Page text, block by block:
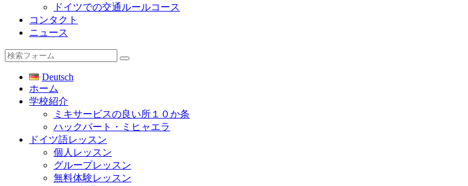
ドイツでの交通ルールコース
コンタクト
ニュース
検
Deutsch
ホーム
学校紹介
ミキサービスの良い所１０か条
ハックバート・ミヒャエラ
ドイツ語レッスン
個人レッスン
グループレッスン
無料体験レッスン